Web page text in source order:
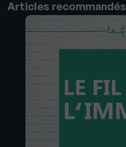
Articles recommandés